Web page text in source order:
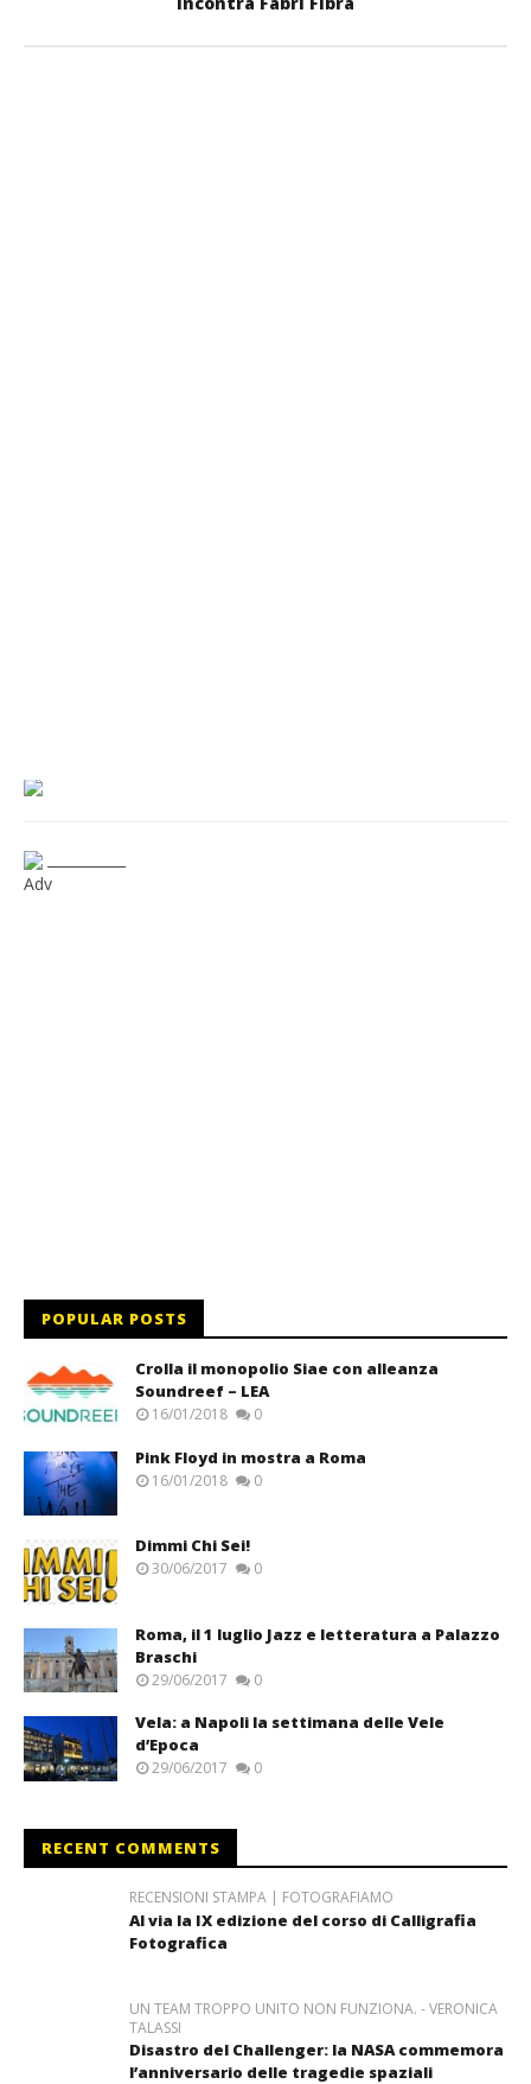
Adv
POPULAR POSTS
Crolla il monopolio Siae con alleanza
Soundreef – LEA
16/01/2018 0
Pink Floyd in mostra a Roma
16/01/2018 0
Dimmi Chi Sei!
30/06/2017 0
Roma, il 1 luglio Jazz e letteratura a Palazzo
Braschi
29/06/2017 0
Vela: a Napoli la settimana delle Vele
d’Epoca
29/06/2017 0
RECENT COMMENTS
RECENSIONI STAMPA | FOTOGRAFIAMO
Al via la IX edizione del corso di Calligrafia
Fotografica
UN TEAM TROPPO UNITO NON FUNZIONA. - VERONICA
TALASSI
Disastro del Challenger: la NASA commemora
l’anniversario delle tragedie spaziali